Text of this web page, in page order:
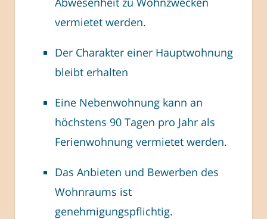
vermietet werden.
Der Charakter einer Hauptwohnung
bleibt erhalten
Eine Nebenwohnung kann an
höchstens 90 Tagen pro Jahr als
Ferienwohnung vermietet werden.
Das Anbieten und Bewerben des
Wohnraums ist
genehmigungspflichtig.